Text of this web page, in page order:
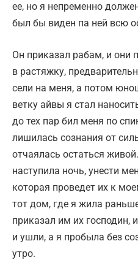
ее, но я непременно
был бы виден па ней всю
Он приказал рабам, и они
в растяжку,
сели на меня, а потом
ветку айвы я стал
до тех пар бил меня по
лишилась сознания от
отчаялась остаться
наступила ночь, унести
которая проведет их к
тот дом, где я жила
приказал им их
и ушли, а я пробыла без
утро.